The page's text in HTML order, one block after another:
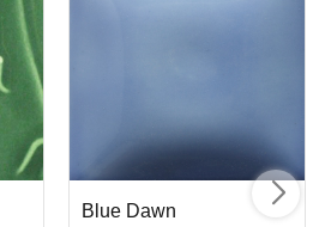
Blue Dawn